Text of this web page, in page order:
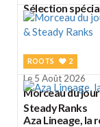
Sélection
ROOTS 2
Le 5 Août 2026
Morceau du
Steady Ranks
Aza Lineage, la